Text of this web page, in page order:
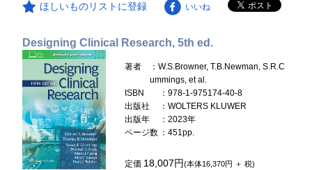
ほしいものリストに登録 いいね
Designing Clinical Research, 5th ed.
著者
：W.S.Browner, T.B.Newman, S.R.C
ummings, et al.
ISBN
：978-1-975174-40-8
出版社
：WOLTERS KLUWER
出版年
：2023年
ページ数 ：451pp.
定価 18,007円(本体16,370円 ＋ 税)